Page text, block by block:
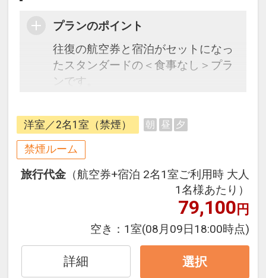
プランのポイント
往復の航空券と宿泊がセットになっ
たスタンダードの＜食事なし＞プラ
ンです。
できるダイナミックパッケージだか
ら、一都市滞在はもちろん周遊旅行
にも最適！
旅行期間中の1泊だけの宿泊や延
泊・飛び泊なども自由自在です。
JALマイレージ会員の方にはフライ
トマイルが50%貯まります。
天然温泉大浴場「ばってんの湯」
は、ハウステンボスを望む露天風呂
洋室／2名1室（禁煙） 朝 昼 夕
禁煙ルーム
旅行代金 （航空券+宿泊 2名1室ご利用時 大人
1名様あたり）
79,100円
空き： 1室(08月09日18:00時点)
詳細 選択